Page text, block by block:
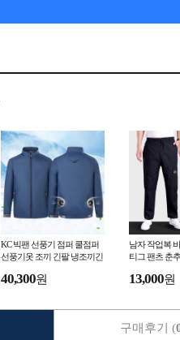
KC 빅팬 선풍기 점퍼 쿨점퍼
선풍기옷 조끼 긴팔 냉조끼긴
40,300원
남자 작업복
티그 팬츠 춘
13,000원
구매후기 (